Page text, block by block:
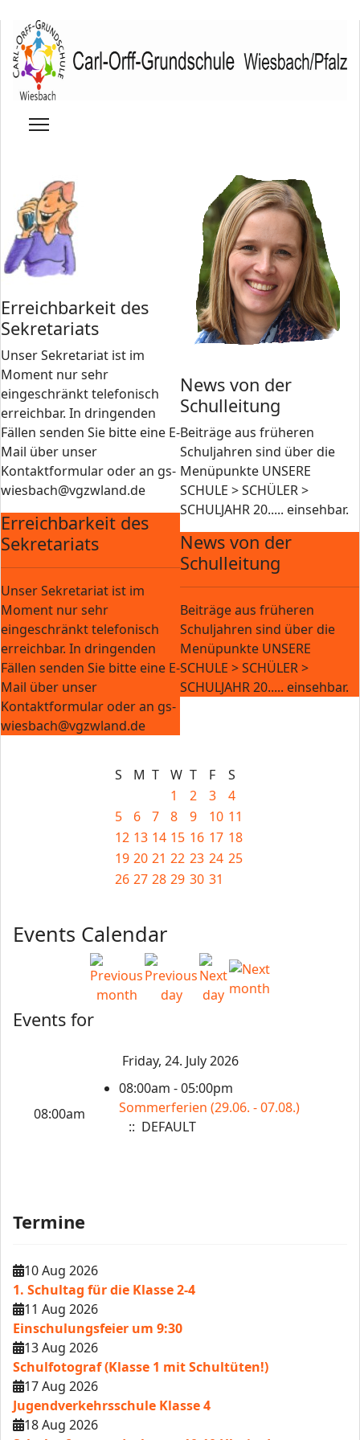
Erreichbarkeit des
Sekretariats
Unser Sekretariat ist im
Moment nur sehr
eingeschränkt telefonisch
erreichbar. In dringenden
Fällen senden Sie bitte eine E-
Mail über unser
Kontaktformular oder an gs-
wiesbach@vgzwland.de
Erreichbarkeit des
Sekretariats
Unser Sekretariat ist im
Moment nur sehr
eingeschränkt telefonisch
erreichbar. In dringenden
Fällen senden Sie bitte eine E-
Mail über unser
Kontaktformular oder an gs-
wiesbach@vgzwland.de
News von der
Schulleitung
Beiträge aus früheren
Schuljahren sind über die
Menüpunkte UNSERE
SCHULE > SCHÜLER >
SCHULJAHR 20..... einsehbar.
News von der
Schulleitung
Beiträge aus früheren
Schuljahren sind über die
Menüpunkte UNSERE
SCHULE > SCHÜLER >
SCHULJAHR 20..... einsehbar.
S M T W T F
S
1
2 3
4
5
6 7 8 9 10 11
12 13 14 15 16 17 18
19 20 21 22 23 24 25
26 27 28 29 30 31
Events Calendar
Events for
Friday, 24. July 2026
08:00am
08:00am - 05:00pm
Sommerferien (29.06. - 07.08.)
:: DEFAULT
Termine
10 Aug 2026
1. Schultag für die Klasse 2-4
11 Aug 2026
Einschulungsfeier um 9:30
13 Aug 2026
Schulfotograf (Klasse 1 mit Schultüten!)
17 Aug 2026
Jugendverkehrsschule Klasse 4
18 Aug 2026